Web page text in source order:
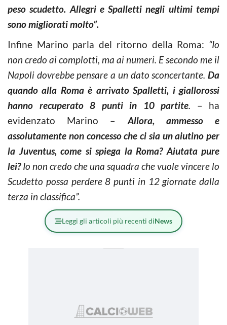
peso scudetto. Allegri e Spalletti negli ultimi tempi
sono migliorati molto”.
Infine Marino parla del ritorno della Roma: “Io
non credo ai complotti, ma ai numeri. E secondo me il
Napoli dovrebbe pensare a un dato sconcertante. Da
quando alla Roma è arrivato Spalletti, i giallorossi
hanno recuperato 8 punti in 10 partite. – ha
evidenzato Marino – Allora, ammesso e
assolutamente non concesso che ci sia un aiutino per
la Juventus, come si spiega la Roma? Aiutata pure
lei?Io non credo che una squadra che vuole vincere lo
Scudetto possa perdere 8 punti in 12 giornate dalla
terza in classifica”.
Leggi gli articoli più recenti diNews